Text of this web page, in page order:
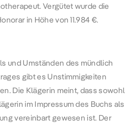
Vergütet wurde die
in Höhe von 11.984 €.
und Umständen des mündlich
gibt es Unstimmigkeiten
Die Klägerin meint, dass sowohl
im Impressum des Buchs als
vereinbart gewesen ist. Der